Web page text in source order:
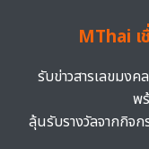
MThai เ
รับข่าวสารเลขมงค
พ
ลุ้นรับรางวัลจากกิจ